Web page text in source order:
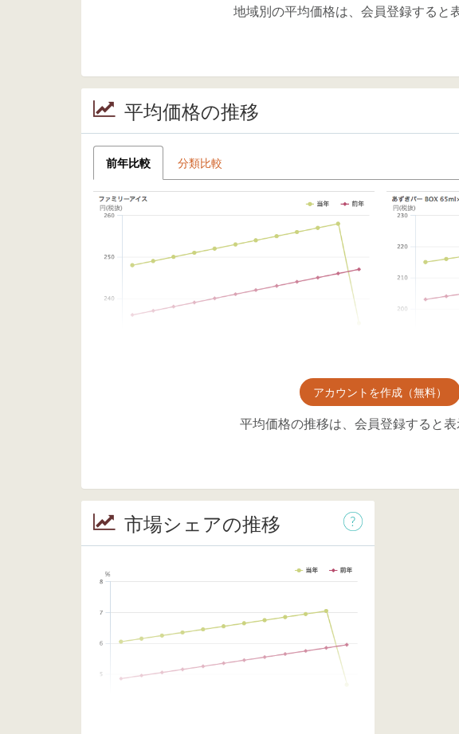
地域別の平均価格は、会員登録すると
平均価格の推移
前年比較 分類比較
アカウントを作成（無料）
平均価格の推移は、会員登録すると
市場シェアの推移